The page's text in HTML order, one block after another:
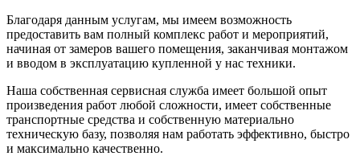
Благодаря данным услугам, мы имеем возможность
предоставить вам полный комплекс работ и мероприятий,
начиная от замеров вашего помещения, заканчивая монтажом
и вводом в эксплуатацию купленной у нас техники.
Наша собственная сервисная служба имеет большой опыт
произведения работ любой сложности, имеет собственные
транспортные средства и собственную материально
техническую базу, позволяя нам работать эффективно, быстро
и максимально качественно.